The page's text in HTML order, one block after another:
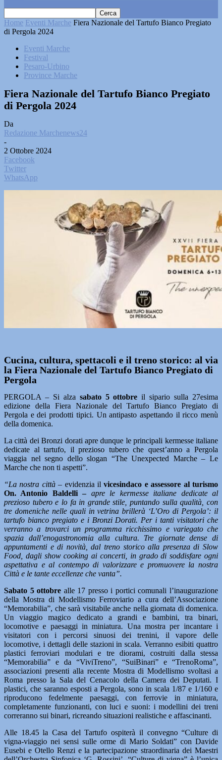
Home Eventi Marche Fiera Nazionale del Tartufo Bianco Pregiato
di Pergola 2024
Eventi Marche
Festival
Pesaro-Urbino
Province Marche
Fiera Nazionale del Tartufo Bianco Pregiato
di Pergola 2024
Da
Redazione Marchenews24
-
2 Ottobre 2024
Facebook
Twitter
WhatsApp
Cucina, cultura, spettacoli e il treno storico: al via
la Fiera Nazionale del Tartufo Bianco Pregiato di
Pergola
PERGOLA – Si alza sabato 5 ottobre il sipario sulla 27esima
edizione della Fiera Nazionale del Tartufo Bianco Pregiato di
Pergola e dei prodotti tipici. Un antipasto aspettando il ricco menù
della domenica.
La città dei Bronzi dorati apre dunque le principali kermesse italiane
dedicate al tartufo, il prezioso tubero che quest’anno a Pergola
viaggia nel segno dello slogan “The Unexpected Marche – Le
Marche che non ti aspetti”.
“La nostra città– evidenzia ilvicesindaco e assessore al turismo
On. Antonio Baldelli – apre le kermesse italiane dedicate al
prezioso tubero e lo fa in grande stile, puntando sulla qualità, con
tre domeniche nelle quali in vetrina brillerà ‘L’Oro di Pergola’: il
tartufo bianco pregiato e i Bronzi Dorati. Per i tanti visitatori che
verranno a trovarci un programma ricchissimo e variegato che
spazia dall’enogastronomia alla cultura. Tre giornate dense di
appuntamenti e di novità, dal treno storico alla presenza di Slow
Food, dagli show cooking ai concerti, in grado di soddisfare ogni
aspettativa e al contempo di valorizzare e promuovere la nostra
Città e le tante eccellenze che vanta”.
Sabato 5 ottobre alle 17 presso i portici comunali l’inaugurazione
della Mostra di Modellismo Ferroviario a cura dell’Associazione
“Memorabilia”, che sarà visitabile anche nella giornata di domenica.
Un viaggio magico dedicato a grandi e bambini, tra binari,
locomotive e paesaggi in miniatura. Una mostra per incantare i
visitatori con i percorsi sinuosi dei trenini, il vapore delle
locomotive, i dettagli delle stazioni in scala. Verranno esibiti quattro
plastici ferroviari modulari e tre diorami, costruiti dalla stessa
“Memorabilia” e da “ViviTreno”, “SuiBinari” e “TrenoRoma”,
associazioni presenti alla recente Mostra di Modellismo svoltasi a
Roma presso la Sala del Cenacolo della Camera dei Deputati. I
plastici, che saranno esposti a Pergola, sono in scala 1/87 e 1/160 e
riproducono fedelmente paesaggi, con ferrovie in miniatura,
completamente funzionanti, con luci e suoni: i modellini dei treni
correranno sui binari, ricreando situazioni realistiche e affascinanti.
Alle 18.45 la Casa del Tartufo ospiterà il convegno “Culture di
vigna-viaggio nei sensi sulle orme di Mario Soldati” con Davide
Eusebi e Otello Renzi e la partecipazione straordinaria dei Maestri